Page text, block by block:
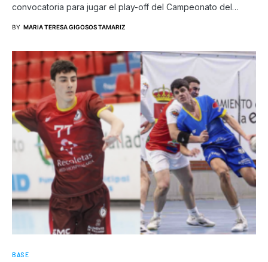
convocatoria para jugar el play-off del Campeonato del…
BY MARIA TERESA GIGOSOS TAMARIZ
BASE